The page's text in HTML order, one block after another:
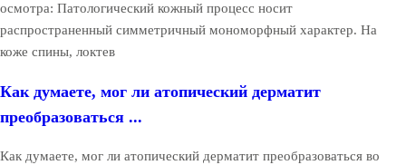
осмотра: Патологический кожный процесс носит
распространенный симметричный мономорфный характер. На
коже спины, локтев
Как думаете, мог ли атопический дерматит
преобразоваться ...
Как думаете, мог ли атопический дерматит преобразоваться во